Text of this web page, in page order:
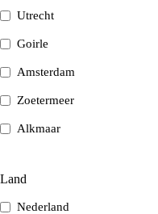
Utrecht
Goirle
Amsterdam
Zoetermeer
Alkmaar
Land
Nederland